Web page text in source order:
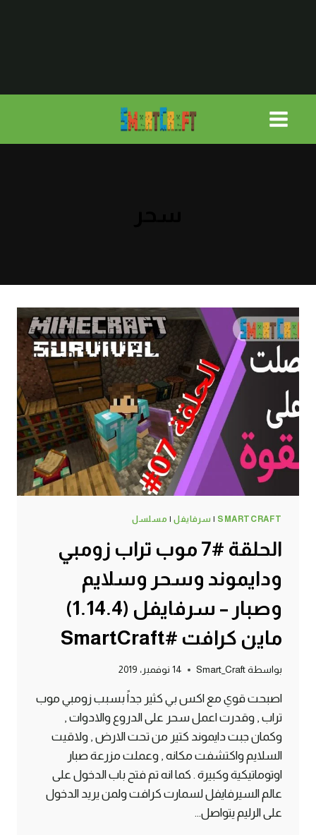
SMARTCRAFT
| سرفايفل| مسلسل
الحلقة #7 موب تراب زومبي
ودايموند وسحر وسلايم
وصبار – سرفايفل (1.14.4)
ماين كرافت #SmartCraft
بواسطة Smart_Craft 14 نوفمبر، 2019
اصبحت قوي مع اكس بي كثير جداً بسبب زومبي موب
تراب , وقدرت اعمل سحر على الدروع والادوات ,
وكمان جبت دايموند كتير من تحت الارض , ولاقيت
السلايم واكتشفت مكانه , وعملت مزرعة صبار
اوتوماتيكية وكبيرة . كما انه تم فتح باب الدخول على
عالم السيرفايفل لسمارت كرافت ولمن يريد الدخول
على الرليم يتواصل…